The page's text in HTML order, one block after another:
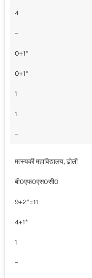
4
–
0+1*
0+1*
1
1
–
मत्स्यकी महाविद्यालय, ढोली
बी0एफ0एस0सी0
9+2*=11
4+1*
1
–